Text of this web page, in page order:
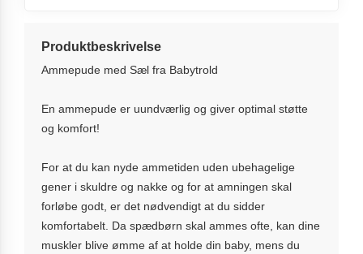
Produktbeskrivelse
Ammepude med Sæl fra Babytrold
En ammepude er uundværlig og giver optimal støtte
og komfort!
For at du kan nyde ammetiden uden ubehagelige
gener i skuldre og nakke og for at amningen skal
forløbe godt, er det nødvendigt at du sidder
komfortabelt. Da spædbørn skal ammes ofte, kan dine
muskler blive ømme af at holde din baby, mens du